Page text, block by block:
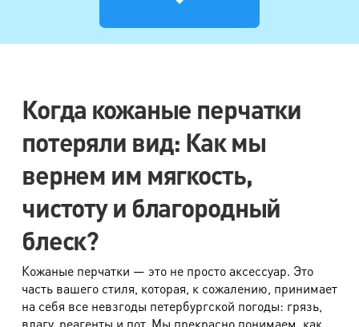
Рубашка, блуза
380 руб.
Юбка, шорты
Галстук
Фата
Платье, халат, туника
670 руб.
Платье сложного фасона
Платье вечернее
1800 руб.
Корсет
900 руб.
Когда кожаные перчатки
потеряли вид: Как мы
вернем им мягкость,
чистоту и благородный
блеск?
Кожаные перчатки — это не просто аксессуар. Это
часть вашего стиля, которая, к сожалению, принимает
на себя все невзгоды петербургской погоды: грязь,
влагу, реагенты и пот. Мы прекрасно понимаем, как